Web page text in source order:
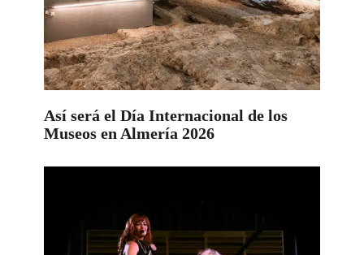
Así será el Día Internacional de los
Museos en Almería 2026